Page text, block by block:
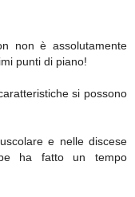
non è assolutamente
punti di piano!
si possono
e nelle discese
ha fatto un tempo